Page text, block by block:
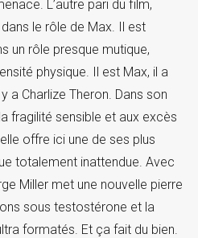
L’autre pari du film,
le rôle de Max. Il est
un rôle presque mutique,
physique. Il est Max, il a
a Charlize Theron. Dans son
fragilité sensible et aux excès
offre ici une de ses plus
totalement inattendue. Avec
Miller met une nouvelle pierre
sous testostérone et la
formatés. Et ça fait du bien.